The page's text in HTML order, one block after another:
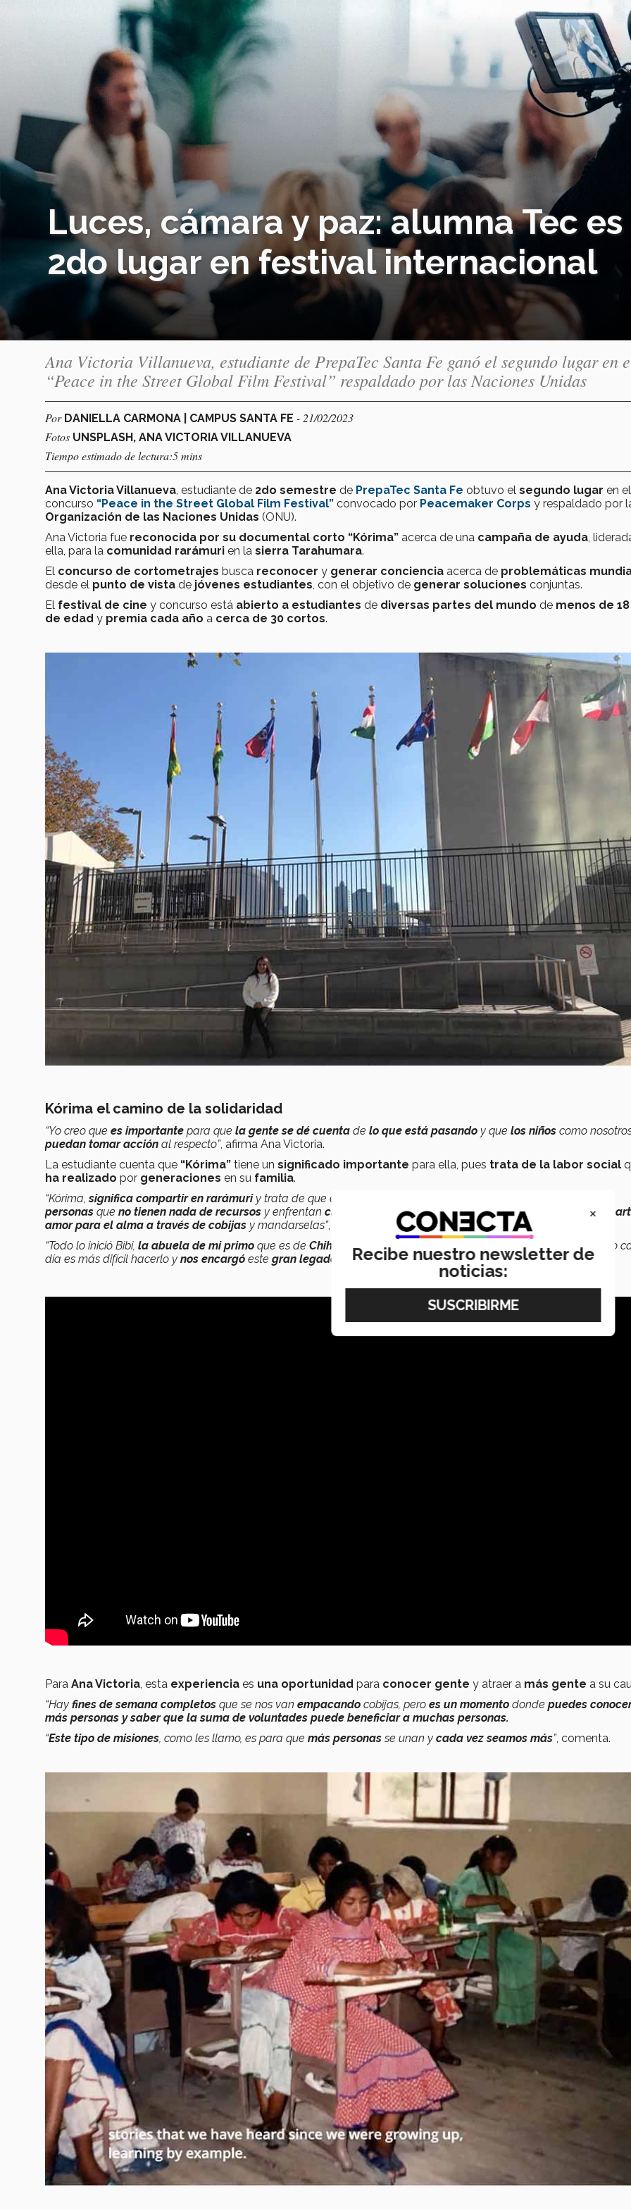
Luces, cámara y paz: alumna Tec es
2do lugar en festival internacional
Ana Victoria Villanueva, estudiante de PrepaTec Santa Fe ganó el segundo lugar en
“Peace in the Street Global Film Festival” respaldado por las Naciones Unidas
Por DANIELLA CARMONA | CAMPUS SANTA FE - 21/02/2023
Fotos UNSPLASH, ANA VICTORIA VILLANUEVA
Tiempo estimado de lectura:5 mins
Ana Victoria Villanueva , estudiante de 2do semestre de PrepaTec Santa Fe obtuvo el segundo lugar en el
concurso “Peace in the Street Global Film Festival” convocado por Peacemaker Corps y respaldado por
Organización de las Naciones Unidas (ONU).
Ana Victoria fue reconocida por su documental corto “Kórima” acerca de una campaña de ayuda ,
ella, para la comunidad rarámuri​ en la sierra Tarahumara.
El concurso de cortometrajes busca reconocer y generar conciencia acerca de problemáticas
desde el punto de vista de jóvenes estudiantes , con el objetivo de generar soluciones conjuntas.
El festival de cine y concurso está abierto a estudiantes de diversas partes del mundo de menos de
de edad y premia cada año a cerca de 30 cortos.
Kórima el camino de la solidaridad
“Yo creo que es importante para que la gente se dé cuenta de lo que está pasando y que los niños como
puedan tomar acción al respecto”, afirma Ana Victoria.
La estudiante cuenta que “Kórima” tiene un significado importante para ella, pues trata de la labor social
ha realizado por generaciones en su familia.
“Kórima,significa compartir en rarámuriy trata de que en la
personas que no tienen nada de recursos y enfrentan climas extremos,el punto del proyecto es
invitar a
amor para el alma a través de cobijas y mandarselas”, explica.
“Todo lo inició Bibi, la abuela de mi primo que es de Chihuahua y empezó a ayudar a los más necesitados,
pero
día es más difícil hacerlo y nos encargó este gran legado a mi primo y a mí”.
Para Ana Victoria, esta experiencia es una oportunidad para conocer gente y atraer a más gente a su
“Hay fines de semana completos que se nos van empacando cobijas, pero es un momento donde puedes
más personas y saber que la suma de voluntades puede beneficiar a muchas personas.
“Este tipo de misiones, como les llamo, es para que más personasse unan y cada vez seamos más”, comenta.
×
Recibe nuestro newsletter de
noticias: